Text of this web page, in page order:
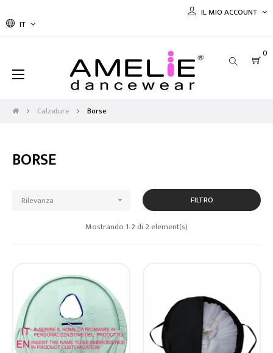
IT
IL MIO ACCOUNT
0
navigazione
Toggle
☰
Calzature Borse
BORSE
Rilevanza  FILTRO
Mostrando 1-2 di 2 element(s)